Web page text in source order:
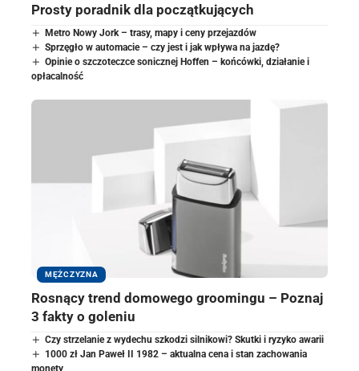
Prosty poradnik dla początkujących
Metro Nowy Jork – trasy, mapy i ceny przejazdów
Sprzęgło w automacie – czy jest i jak wpływa na jazdę?
Opinie o szczoteczce sonicznej Hoffen – końcówki, działanie i
opłacalność
MĘŻCZYZNA
Rosnący trend domowego groomingu – Poznaj
3 fakty o goleniu
Czy strzelanie z wydechu szkodzi silnikowi? Skutki i ryzyko awarii
1000 zł Jan Paweł II 1982 – aktualna cena i stan zachowania
monety